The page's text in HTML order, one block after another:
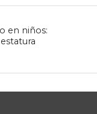
en niños: